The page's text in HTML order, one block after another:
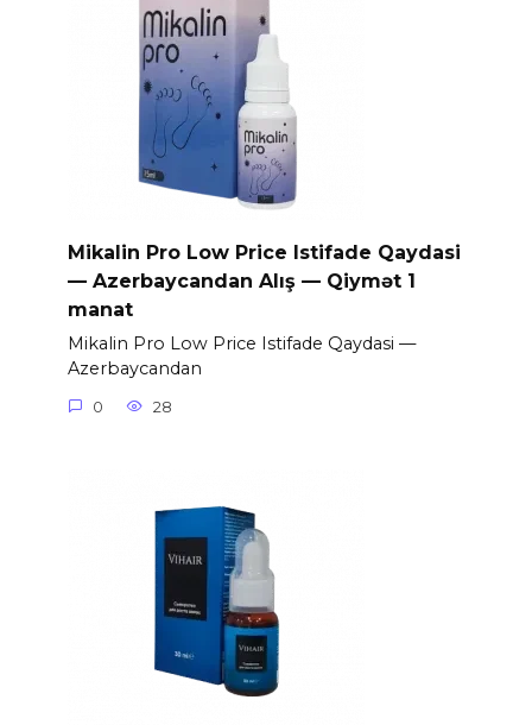
Mikalin Pro Low Price Istifade Qaydasi
— Azerbaycandan Alış — Qiymət 1
manat
Mikalin Pro Low Price Istifade Qaydasi —
Azerbaycandan
0 28